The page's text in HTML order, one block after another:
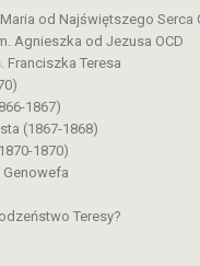
od Najświętszego Serca
Agnieszka od Jezusa OCD
Franciszka Teresa
1867)
(1867-1868)
1870)
Genowefa
Teresy?